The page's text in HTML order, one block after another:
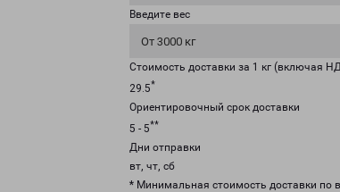
Введите вес
От 3000 кг
Стоимость доставки за 1 кг (включая
29.5*
Ориентировочный срок доставки
5 - 5**
Дни отправки
вт, чт, сб
* Минимальная стоимость доставки по